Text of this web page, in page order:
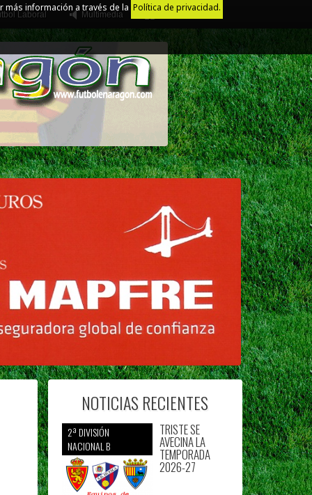
información a través de la Política de privacidad.
Laboral Multimedia Juego Limpio
NOTICIAS RECIENTES
2ª DIVISIÓN
NACIONAL B
TRISTE SE
AVECINA LA
TEMPORADA
2026-27